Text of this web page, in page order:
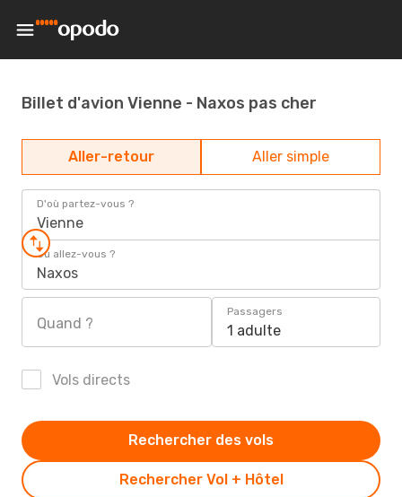
Billet d'avion Vienne - Naxos pas cher
Aller-retour Aller simple
D'où partez-vous ?
Vienne
Où allez-vous ?
Naxos
Quand ?
Passagers
1 adulte
Vols directs
Rechercher Vol + Hôtel
Rechercher des vols